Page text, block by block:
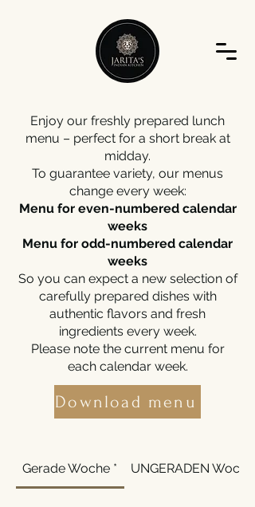
Enjoy our freshly prepared lunch
menu – perfect for a short break at
midday.
To guarantee variety, our menus
change every week:
Menu for even-numbered calendar
weeks
Menu for odd-numbered calendar
weeks
So you can expect a new selection of
carefully prepared dishes with
authentic flavors and fresh
ingredients every week.
Please note the current menu for
each calendar week.
Download menu
Gerade Woche * UNGERADEN Woche *